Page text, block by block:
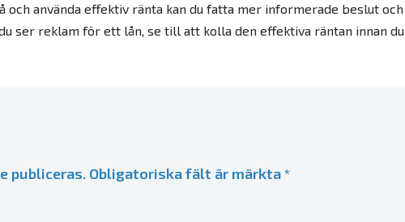
och använda effektiv ränta kan du fatta mer informerade beslut och
ser reklam för ett lån, se till att kolla den effektiva räntan innan du
publiceras. Obligatoriska fält är märkta*